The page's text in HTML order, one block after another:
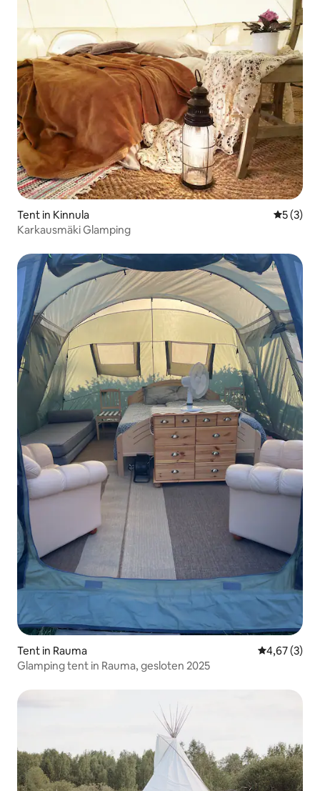
Tent in Kinnula
5 (3)
Karkausmäki Glamping
Tent in Rauma
4,67 (3)
Glamping tent in Rauma, gesloten 2025